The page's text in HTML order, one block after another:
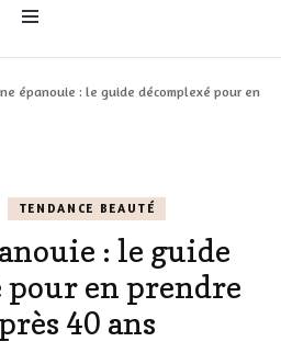
épanouie : le guide décomplexé pour en
TENDANCE BEAUTÉ
: le guide
pour en prendre
40 ans